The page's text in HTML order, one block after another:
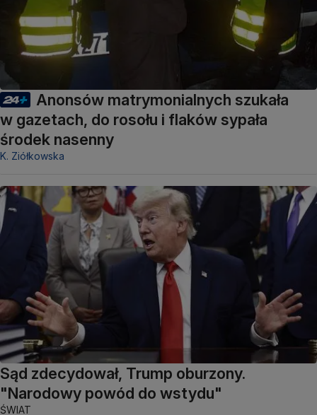
Anonsów matrymonialnych szukała
w gazetach, do rosołu i flaków sypała
środek nasenny
K. Ziółkowska
Sąd zdecydował, Trump oburzony.
"Narodowy powód do wstydu"
ŚWIAT